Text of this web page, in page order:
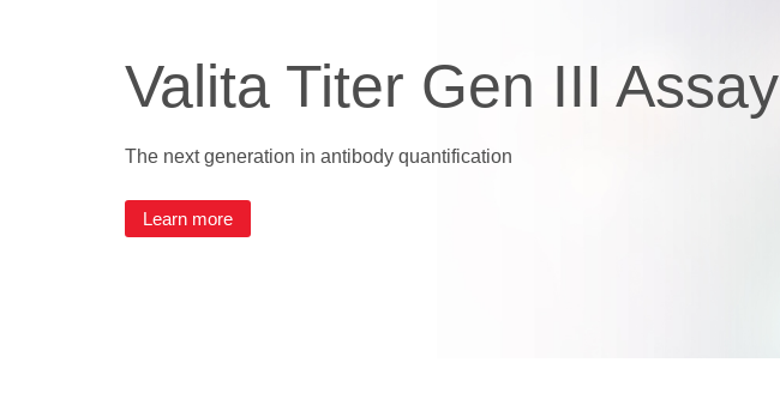
Valita Titer Gen III Assay
The next generation in antibody quantification
Learn more